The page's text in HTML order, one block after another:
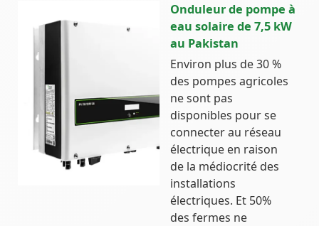
Onduleur de pompe à
eau solaire de 7,5 kW
au Pakistan
Environ plus de 30 %
des pompes agricoles
ne sont pas
disponibles pour se
connecter au réseau
électrique en raison
de la médiocrité des
installations
électriques. Et 50%
des fermes ne